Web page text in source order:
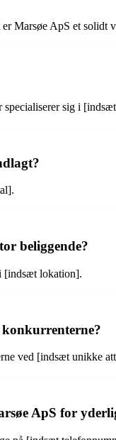
Marsøe ApS et
sig i
beliggende?
[indsæt lokation].
ved [indsæt unikke
ApS for